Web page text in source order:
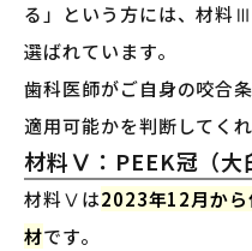
る」という方には、材料
選ばれています。
歯科医師がご自身の咬合
適用可能かを判断してくれ
材料Ⅴ：PEEK冠（大
材料Ⅴは2023年12月から
材です。